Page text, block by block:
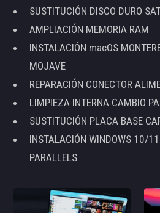
SUSTITUCIÓN DISCO DURO
AMPLIACIÓN MEMORIA RAM
INSTALACIÓN macOS
MOJAVE
REPARACIÓN CONECTOR
LIMPIEZA INTERNA CAMBIO
SUSTITUCIÓN PLACA BASE
INSTALACIÓN WINDOWS 10/
PARALLELS